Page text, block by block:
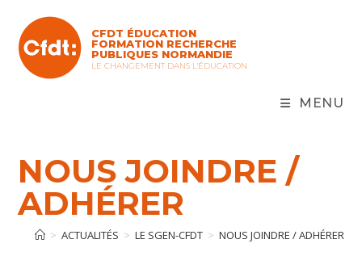
content
CFDT ÉDUCATION
FORMATION RECHERCHE
PUBLIQUES NORMANDIE
LE CHANGEMENT DANS L'ÉDUCATION
MENU
NOUS JOINDRE /
ADHÉRER
> ACTUALITÉS > LE SGEN-CFDT > NOUS JOINDRE / ADHÉRER